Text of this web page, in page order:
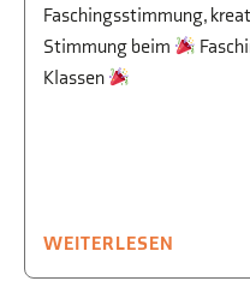
Faschingsstimmung,
Stimmung beim
Klassen
WEITERLESEN